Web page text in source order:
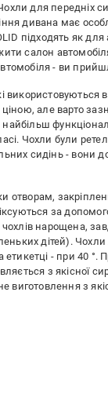
для передніх
дивана має
підходять як для
салон
- ви
використовуються
але варто
Чохли були
сидінь - вони
отворам,
за
чохлів нарощена,
дітей). Чохли
- при 40 °.
з якісної
виготовлення з